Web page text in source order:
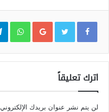
Google+
اترك تعليقاً
لن يتم نشر عنوان بريدك